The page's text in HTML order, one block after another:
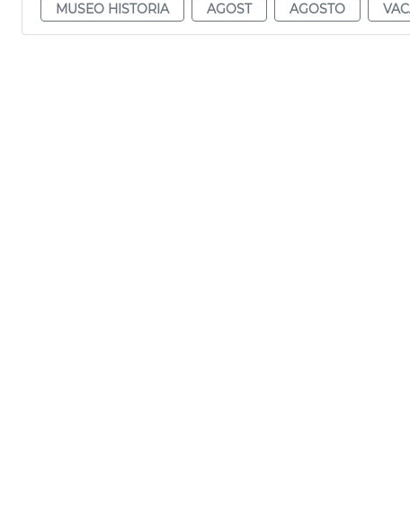
MUSEO HISTORIA
AGOST AGOSTO